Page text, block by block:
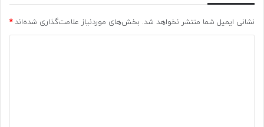
نشانی ایمیل شما منتشر نخواهد شد. بخش‌های موردنیاز علامت‌گذاری شده‌اند*